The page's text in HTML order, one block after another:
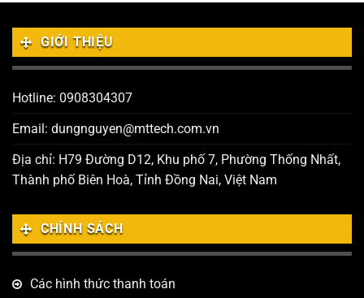
GIỚI THIỆU
Hotline: 0908304307
Email: dungnguyen@mttech.com.vn
Địa chỉ: H79 Đường D12, Khu phố 7, Phường Thống Nhất,
Thành phố Biên Hoà, Tỉnh Đồng Nai, Việt Nam
CHÍNH SÁCH
Các hình thức thanh toán